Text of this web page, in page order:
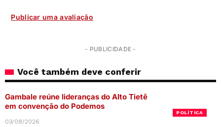
- PUBLICIDADE -
Você também deve conferir
POLÍTICA
Gambale reúne lideranças do Alto Tietê
em convenção do Podemos
03/08/2026